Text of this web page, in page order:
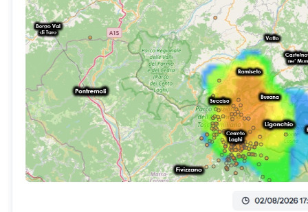
costantemente &quot;pompata&quot; dal meccanismo dei venti al
suolo:Il regime di brezza: risalendo dalla Pianura verso il Crinale, i
venti di brezza spingono l&#039;aria calda e umida dei bassi strati
verso i rilievi, costringendola a salire e a condensare con
violenza.Temperature in Pianura: altrove il cielo si mantiene sereno
ma il clima è opprimente. Le temperature massime oscillano
fastidiosamente tra i 36°C e i 37°C in Pianura, mentre il
&quot;muro&quot; dei 30°C risale le valli spingendosi fin quasi ai
piedi delle montagne.I dati in Quota: attualmente si registra un
valore inferiore ai 30°C soltanto nelle località più elevate: Ospitaletto
(29,2°C), Febbio (29,0°C) e Cerreto Laghi (27,8°C).🔮 Tendenza
per le prossime oreRaccomandiamo massima attenzione su tutta la
fascia montana e sull&#039;Alto Appennino reggiano nei prossimi
60-90 minuti per la possibile estensione dei rovesci e delle raffiche
di vento. In Pianura e sulle prime colline prevalgono condizioni di
stabilità afosa, in attesa di capire se qualche sfilata nuvolosa riuscirà
a spingersi verso la fascia pedemontana nel tardo pomeriggio.A cura